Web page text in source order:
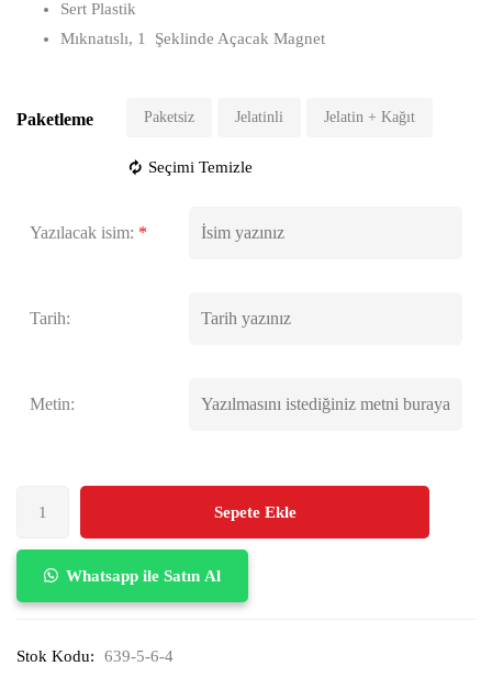
Sert Plastik
Mıknatıslı, 1 Şeklinde Açacak Magnet
Paketleme Paketsiz Jelatinli Jelatin + Kağıt
Seçimi Temizle
Yazılacak isim: *
Tarih:
Metin:
Sepete Ekle
Whatsapp ile Satın Al
Stok Kodu: 639-5-6-4